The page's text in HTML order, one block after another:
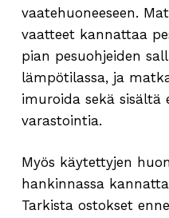
vaatehuoneeseen.
vaatteet kannattaa
pian pesuohjeiden
lämpötilassa, ja
imuroida sekä sisältä
varastointia.
Myös käytettyjen
hankinnassa
Tarkista ostokset